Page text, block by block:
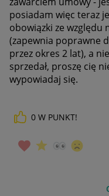
posiadam więc teraz
obowiązki ze względu
(zapewnia poprawne
przez okres 2 lat), a
sprzedał, proszę cię
wypowiadaj się.
0 W PUNKT!